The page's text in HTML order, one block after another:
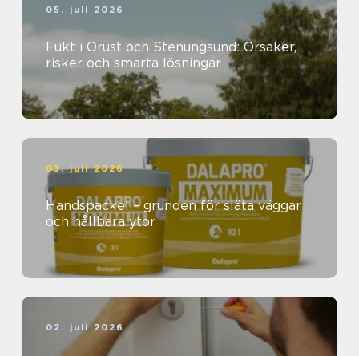
05. juli 2026
Fukt i Orust och Stenungsund: Orsaker,
risker och smarta lösningar
03. juli 2026
Handspackel – grunden för släta väggar
och hållbara ytor
02. juli 2026